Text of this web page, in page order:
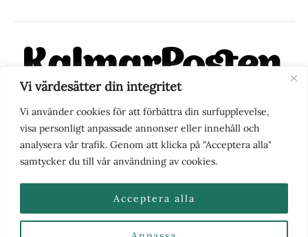
Vi värdesätter din integritet
Vi använder cookies för att förbättra din surfupplevelse,
visa personligt anpassade annonser eller innehåll och
analysera vår trafik. Genom att klicka på "Acceptera alla"
samtycker du till vår användning av cookies.
Acceptera alla
KalmarPosten är en modern lokalnyhetstidning på nätet. Med
fokus på Kalmarregionen, men också med blick för det större
perspektivet, vill vi vara din självklara kanal för nyheter,
berättelser och engagemang. KalmarPosten grundades 1988 och
fick nya ägare 2025.